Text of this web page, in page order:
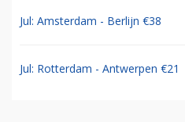
Jul: Amsterdam - Berlijn €38
Jul: Rotterdam - Antwerpen €21